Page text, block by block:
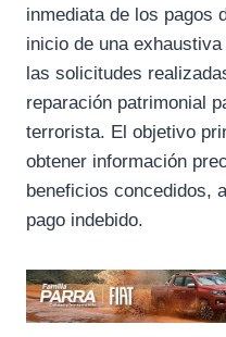
inmediata de los pagos
inicio de una
las solicitudes
reparación patrimonial
terrorista. El objetivo
obtener información
beneficios concedidos,
pago indebido.